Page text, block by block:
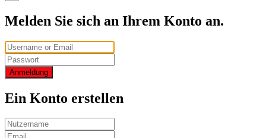
Melden Sie sich an Ihrem Konto an.
Anmeldung
Ein Konto erstellen